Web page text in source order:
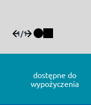
1/1
dostępne do
wypożyczenia